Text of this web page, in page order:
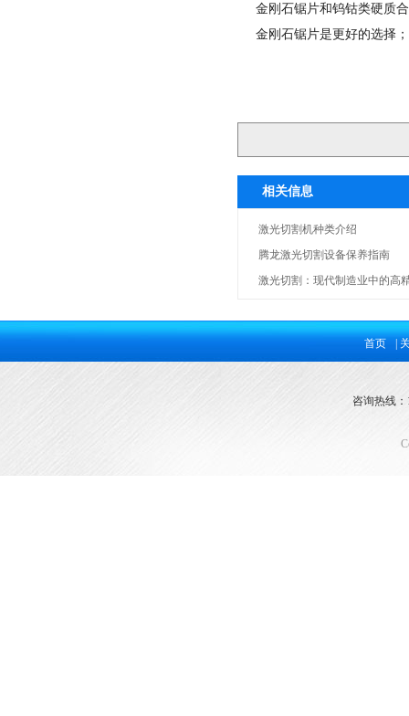
金刚石锯片和钨钴类硬质
金刚石锯片是更好的选择
相关信息
激光切割机种类介绍
腾龙激光切割设备保养指南
激光切割：现代制造业中的高
首页 |
咨询热线：